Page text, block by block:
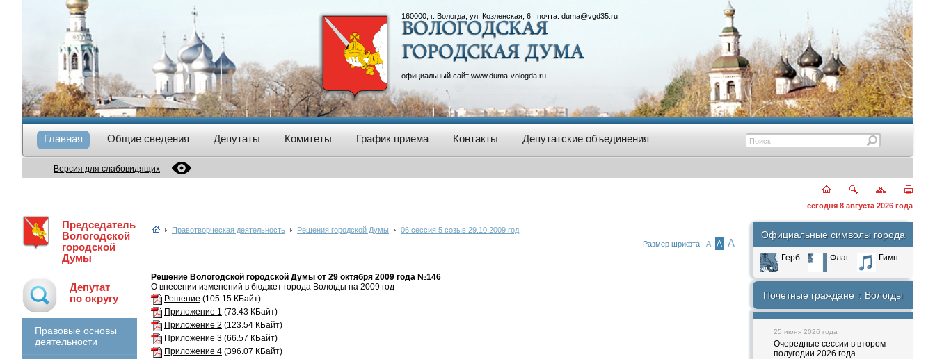
160000, г. Вологда, ул. Козленская, 6 | почта: duma@vgd35.ru
официальный сайт www.duma-vologda.ru
Главная Общие сведения Депутаты Комитеты График приема Контакты Депутатские объединения
Версия для слабовидящих
сегодня 8 августа 2026 года
Председатель
Вологодской
городской
Думы
Депутат
по округу
Правовые основы
деятельности
Правотворческая деятельность Решения городской Думы
06 сессия 5 созыв 29.10.2009 год
Размер шрифта: А А А
Решение Вологодской городской Думы от 29 октября 2009 года №146
О внесении изменений в бюджет города Вологды на 2009 год
Решение (105.15 КБайт)
Приложение 1 (73.43 КБайт)
Приложение 2 (123.54 КБайт)
Приложение 3 (66.57 КБайт)
Приложение 4 (396.07 КБайт)
Официальные символы города
Герб Флаг Гимн
Почетные граждане г. Вологды
25 июня 2026 года
Очередные сессии в втором
полугодии 2026 года.